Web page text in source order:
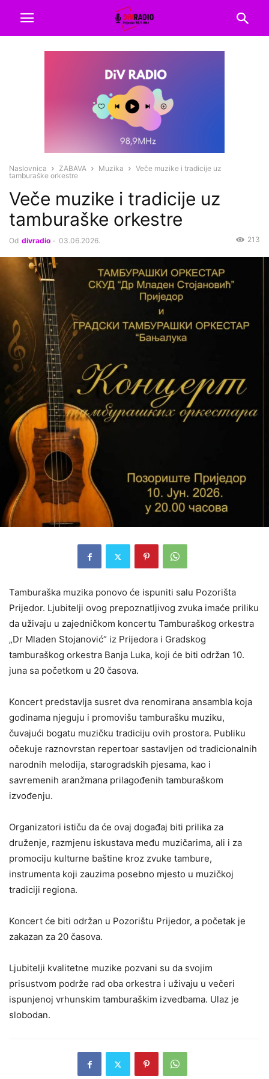
Naslovnica ZABAVA Muzika
Veče muzike i tradicije uz
tamburaške orkestre
Veče muzike i tradicije uz
tamburaške orkestre
Od divradio - 03.06.2026. 213
Tamburaška muzika ponovo će ispuniti salu Pozorišta
Prijedor. Ljubitelji ovog prepoznatljivog zvuka imaće priliku
da uživaju u zajedničkom koncertu Tamburaškog orkestra
„Dr Mladen Stojanović“ iz Prijedora i Gradskog
tamburaškog orkestra Banja Luka, koji će biti održan 10.
juna sa početkom u 20 časova.
Koncert predstavlja susret dva renomirana ansambla koja
godinama njeguju i promovišu tamburašku muziku,
čuvajući bogatu muzičku tradiciju ovih prostora. Publiku
očekuje raznovrstan repertoar sastavljen od tradicionalnih
narodnih melodija, starogradskih pjesama, kao i
savremenih aranžmana prilagođenih tamburaškom
izvođenju.
Organizatori ističu da će ovaj događaj biti prilika za
druženje, razmjenu iskustava među muzičarima, ali i za
promociju kulturne baštine kroz zvuke tambure,
instrumenta koji zauzima posebno mjesto u muzičkoj
tradiciji regiona.
Koncert će biti održan u Pozorištu Prijedor, a početak je
zakazan za 20 časova.
Ljubitelji kvalitetne muzike pozvani su da svojim
prisustvom podrže rad oba orkestra i uživaju u večeri
ispunjenoj vrhunskim tamburaškim izvedbama. Ulaz je
slobodan.